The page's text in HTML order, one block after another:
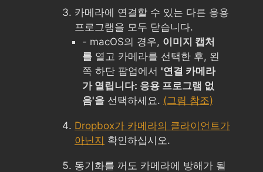
카메라에 연결할 수 있는 다른 응용
프로그램을 모두 닫습니다.
- macOS의 경우, 이미지 캡처
를 열고 카메라를 선택한 후, 왼
쪽 하단 팝업에서 '연결 카메라
가 열립니다: 응용 프로그램 없
음'을 선택하세요. (그림 참조)
Dropbox가 카메라의 클라이언트가
아닌지 확인하십시오.
동기화를 꺼도 카메라에 방해가 될